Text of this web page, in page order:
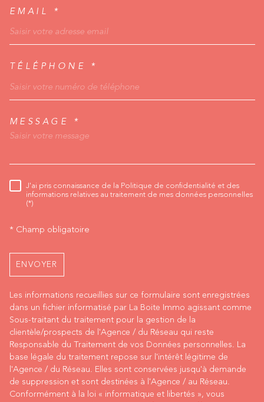
EMAIL *
TÉLÉPHONE *
MESSAGE *
RÈGLEMENTATION
J'ai pris connaissance de la Politique de confidentialité et des
informations relatives au traitement de mes données personnelles
(*)
* Champ obligatoire
ENVOYER
Les informations recueillies sur ce formulaire sont enregistrées
dans un fichier informatisé par La Boite Immo agissant comme
Sous-traitant du traitement pour la gestion de la
clientèle/prospects de l'Agence / du Réseau qui reste
Responsable du Traitement de vos Données personnelles. La
base légale du traitement repose sur l'intérêt légitime de
l'Agence / du Réseau. Elles sont conservées jusqu'à demande
de suppression et sont destinées à l'Agence / au Réseau.
Conformément à la loi « informatique et libertés », vous